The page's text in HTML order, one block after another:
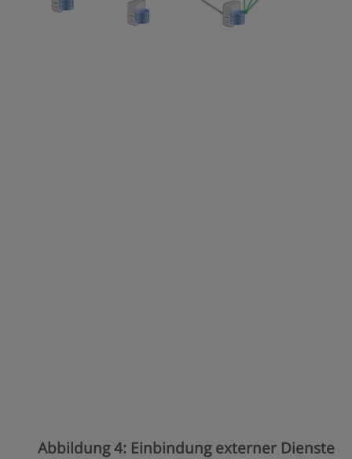
Abbildung 4: Einbindung externer Dienste